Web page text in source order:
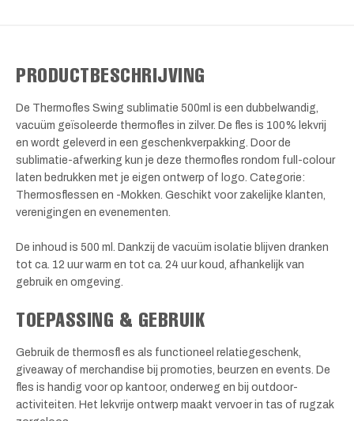
PRODUCTBESCHRIJVING
De Thermofles Swing sublimatie 500ml is een dubbelwandig,
vacuüm geïsoleerde thermofles in zilver. De fles is 100% lekvrij
en wordt geleverd in een geschenkverpakking. Door de
sublimatie-afwerking kun je deze thermofles rondom full-colour
laten bedrukken met je eigen ontwerp of logo. Categorie:
Thermosflessen en -Mokken. Geschikt voor zakelijke klanten,
verenigingen en evenementen.
De inhoud is 500 ml. Dankzij de vacuüm isolatie blijven dranken
tot ca. 12 uur warm en tot ca. 24 uur koud, afhankelijk van
gebruik en omgeving.
TOEPASSING & GEBRUIK
Gebruik de thermosfl es als functioneel relatiegeschenk,
giveaway of merchandise bij promoties, beurzen en events. De
fles is handig voor op kantoor, onderweg en bij outdoor-
activiteiten. Het lekvrije ontwerp maakt vervoer in tas of rugzak